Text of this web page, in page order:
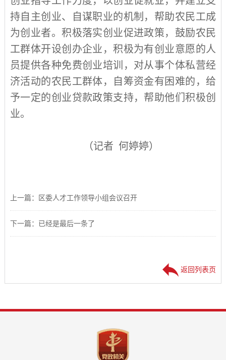
持自主创业、自谋职业的机制，帮助农民工成
为创业者。积极落实创业促进政策，鼓励农民
工群体开设创办企业，积极为有创业意愿的人
员提供各种免费创业培训，对从事个体私营经
济活动的农民工群体，自筹资金有困难的，给
予一定的创业贷款政策支持，帮助他们积极创
业。
（记者 何婷婷）
上一篇：区委人才工作领导小组会议召开
下一篇：已经是最后一条了
返回列表页